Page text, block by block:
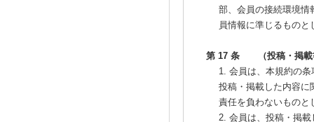
部、会員の接続環境情
員情報に準じるもの
第 17 条 （投稿・掲載
1. 会員は、本規約の
投稿・掲載した内容に
責任を負わないものと
2. 会員は、投稿・掲